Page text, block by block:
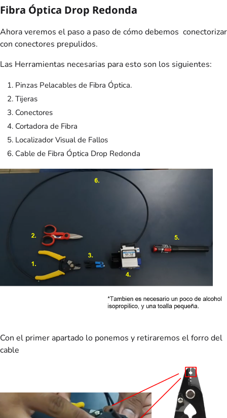
Fibra Óptica Drop Redonda
Ahora veremos el paso a paso de cómo debemos conectorizar
con conectores prepulidos.
Las Herramientas necesarias para esto son los siguientes:
Pinzas Pelacables de Fibra Óptica.
Tijeras
Conectores
Cortadora de Fibra
Localizador Visual de Fallos
Cable de Fibra Óptica Drop Redonda
Con el primer apartado lo ponemos y retiraremos el forro del
cable